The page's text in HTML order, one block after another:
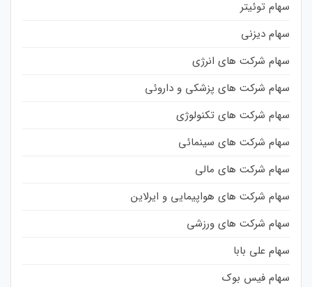
سهام توئیتر
سهام دیزنی
سهام شرکت های انرژی
سهام شرکت های پزشکی و داروئی
سهام شرکت های تکنولوژی
سهام شرکت های سینمائی
سهام شرکت های مالی
سهام شرکت های هواپیمایی و ایرلاین
سهام شرکت های ورزشی
سهام علی بابا
سهام فیس بوک